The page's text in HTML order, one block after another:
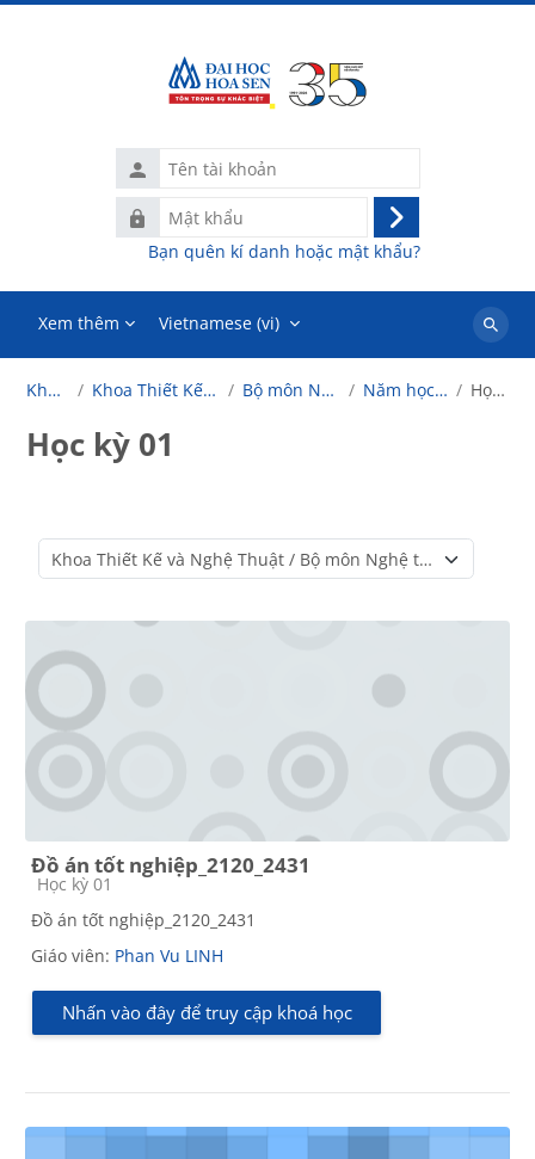
Tên
tài
khoản
Mật
khẩu
Đăng
nhập
Bạn quên kí danh hoặc mật khẩu?
Xem thêm Vietnamese ‎(vi)‎
Tìm
khoá
Khoá học Khoa Thiết Kế và Nghệ Thuật Bộ môn Nghệ thuật số Năm học 2024-2025 Học kỳ 01
Học kỳ 01
Danh mục khoá học
Đồ án tốt nghiệp_2120_2431
Các loại khóa học
Học kỳ 01
Đồ án tốt nghiệp_2120_2431
Giáo viên: Phan Vu LINH
Nhấn vào đây để truy cập khoá học